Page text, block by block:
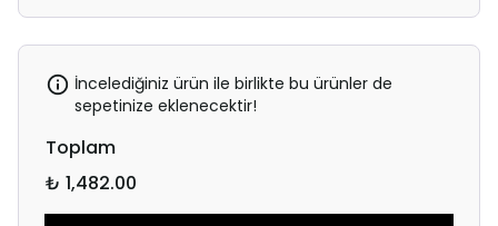
İncelediğiniz ürün ile birlikte bu ürünler de
sepetinize eklenecektir!
Toplam
₺ 1,482.00